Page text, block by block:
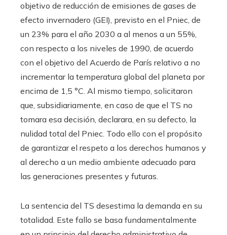
objetivo de reducción de emisiones de gases de
efecto invernadero (GEI), previsto en el Pniec, de
un 23% para el año 2030 a al menos a un 55%,
con respecto a los niveles de 1990, de acuerdo
con el objetivo del Acuerdo de París relativo a no
incrementar la temperatura global del planeta por
encima de 1,5 °C. Al mismo tiempo, solicitaron
que, subsidiariamente, en caso de que el TS no
tomara esa decisión, declarara, en su defecto, la
nulidad total del Pniec. Todo ello con el propósito
de garantizar el respeto a los derechos humanos y
al derecho a un medio ambiente adecuado para
las generaciones presentes y futuras.
La sentencia del TS desestima la demanda en su
totalidad. Este fallo se basa fundamentalmente